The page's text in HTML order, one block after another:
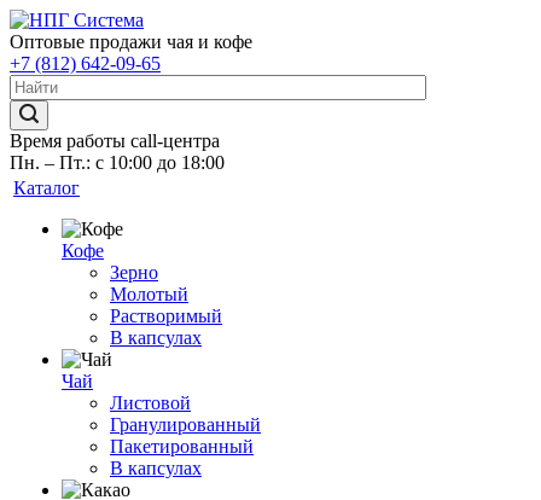
Оптовые продажи чая и кофе
+7 (812) 642-09-65
Время работы call-центра
Пн. – Пт.: с 10:00 до 18:00
Каталог
Кофе
Зерно
Молотый
Растворимый
В капсулах
Чай
Листовой
Гранулированный
Пакетированный
В капсулах